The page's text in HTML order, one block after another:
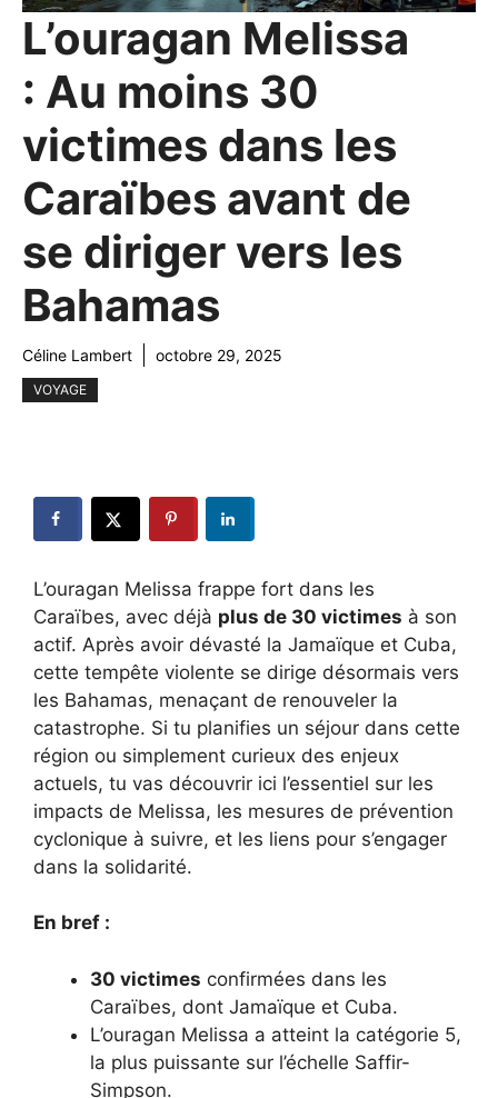
L’ouragan Melissa
: Au moins 30
victimes dans les
Caraïbes avant de
se diriger vers les
Bahamas
Céline Lambert octobre 29, 2025
VOYAGE
L’ouragan Melissa frappe fort dans les
Caraïbes, avec déjà plus de 30 victimes à son
actif. Après avoir dévasté la Jamaïque et Cuba,
cette tempête violente se dirige désormais vers
les Bahamas, menaçant de renouveler la
catastrophe. Si tu planifies un séjour dans cette
région ou simplement curieux des enjeux
actuels, tu vas découvrir ici l’essentiel sur les
impacts de Melissa, les mesures de prévention
cyclonique à suivre, et les liens pour s’engager
dans la solidarité.
En bref :
30 victimes confirmées dans les
Caraïbes, dont Jamaïque et Cuba.
L’ouragan Melissa a atteint la catégorie 5,
la plus puissante sur l’échelle Saffir-
Simpson.